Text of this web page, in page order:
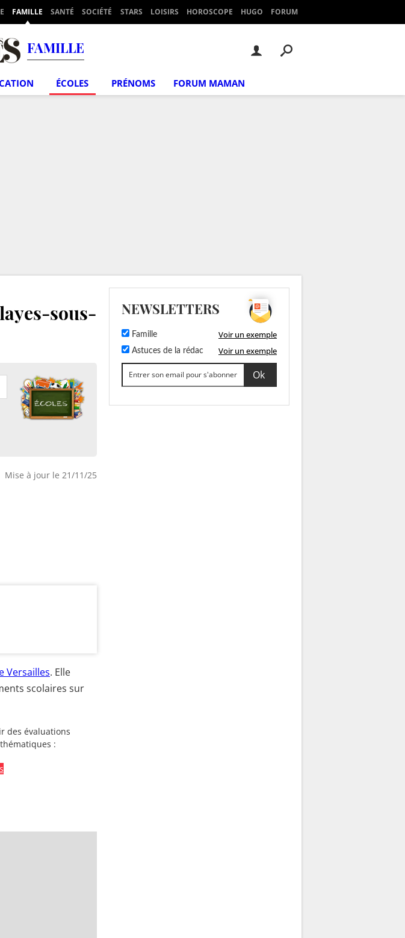
FAMILLE SANTÉ SOCIÉTÉ STARS LOISIRS HOROSCOPE HUGO FORUM
FAMILLE
ÉCOLES PRÉNOMS FORUM MAMAN
sous-
Mise à jour le 21/11/25
Versailles. Elle
scolaires sur
des évaluations
:
NEWSLETTERS
Famille Voir un exemple
Astuces de la rédac Voir un exemple